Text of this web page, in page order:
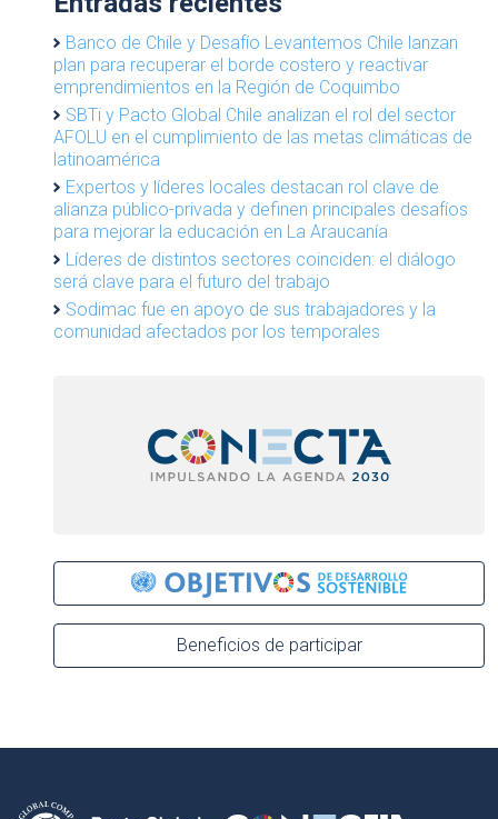
Banco de Chile y Desafío Levantemos Chile lanzan
plan para recuperar el borde costero y reactivar
emprendimientos en la Región de Coquimbo
SBTi y Pacto Global Chile analizan el rol del sector
AFOLU en el cumplimiento de las metas climáticas de
latinoamérica
Expertos y líderes locales destacan rol clave de
alianza público-privada y definen principales desafíos
para mejorar la educación en La Araucanía
Líderes de distintos sectores coinciden: el diálogo
será clave para el futuro del trabajo
Sodimac fue en apoyo de sus trabajadores y la
comunidad afectados por los temporales
Beneficios de participar